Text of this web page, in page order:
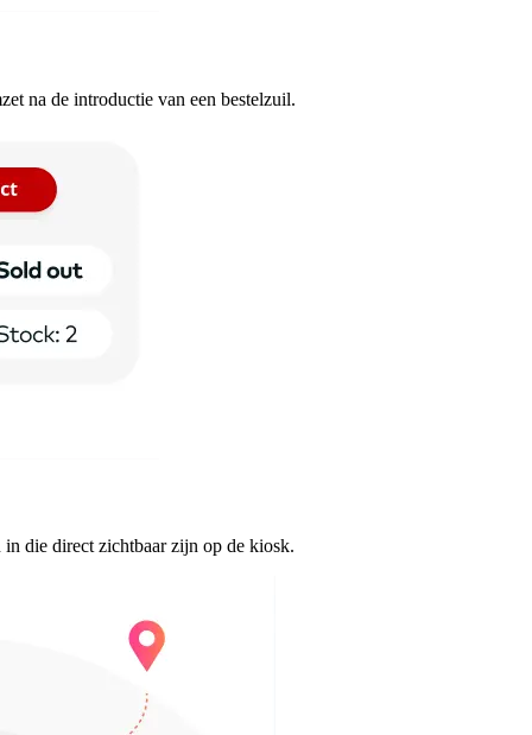
na de introductie van een bestelzuil.
die direct zichtbaar zijn op de kiosk.